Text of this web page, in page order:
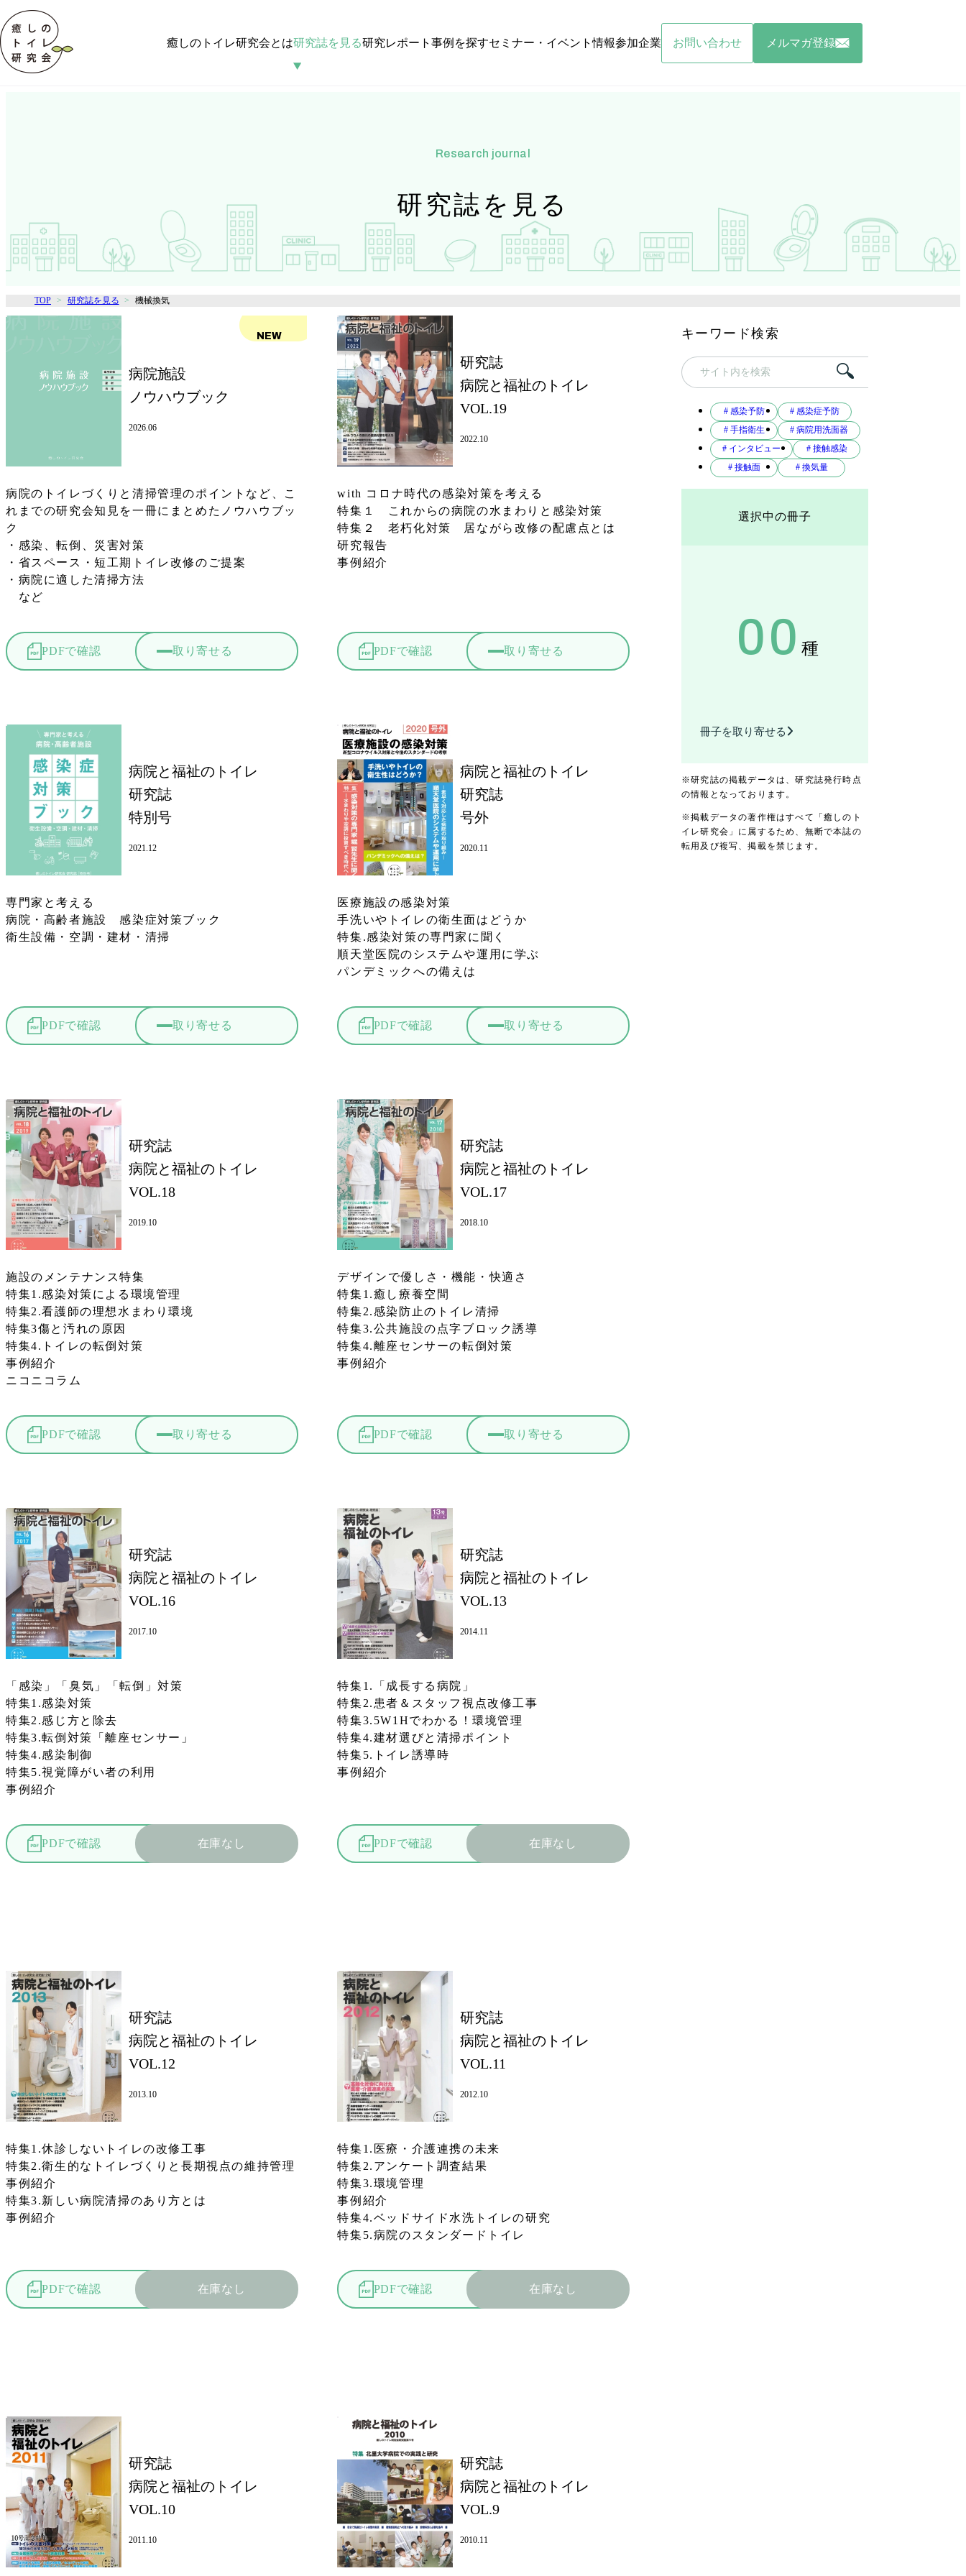
癒しのトイレ研究会とは研究誌を見る研究レポート 事例を探すセミナー・イベント情報参加企業 お問い合わせ メルマガ登録
研究誌を見る
research journal
TOP 研究誌を見る 機械換気
病院施設
ノウハウブック
2026.06
NEW
病院のトイレづくりと清掃管理のポイントなど、こ
れまでの研究会知見を一冊にまとめたノウハウブッ
ク
・感染、転倒、災害対策
・省スペース・短工期トイレ改修のご提案
・病院に適した清掃方法
など
PDFで確認 取り寄せる
研究誌
病院と福祉のトイレ
VOL.19
2022.10
with コロナ時代の感染対策を考える
特集１ これからの病院の水まわりと感染対策
特集２ 老朽化対策 居ながら改修の配慮点とは
研究報告
事例紹介
PDFで確認 取り寄せる
病院と福祉のトイレ
研究誌
特別号
2021.12
専門家と考える
病院・高齢者施設 感染症対策ブック
衛生設備・空調・建材・清掃
PDFで確認 取り寄せる
病院と福祉のトイレ
研究誌
号外
2020.11
医療施設の感染対策
手洗いやトイレの衛生面はどうか
特集.感染対策の専門家に聞く
順天堂医院のシステムや運用に学ぶ
パンデミックへの備えは
PDFで確認 取り寄せる
研究誌
病院と福祉のトイレ
VOL.18
2019.10
施設のメンテナンス特集
特集1.感染対策による環境管理
特集2.看護師の理想水まわり環境
特集3傷と汚れの原因
特集4.トイレの転倒対策
事例紹介
ニコニコラム
PDFで確認 取り寄せる
研究誌
病院と福祉のトイレ
VOL.17
2018.10
デザインで優しさ・機能・快適さ
特集1.癒し療養空間
特集2.感染防止のトイレ清掃
特集3.公共施設の点字ブロック誘導
特集4.離座センサーの転倒対策
事例紹介
PDFで確認 取り寄せる
研究誌
病院と福祉のトイレ
VOL.16
2017.10
「感染」「臭気」「転倒」対策
特集1.感染対策
特集2.感じ方と除去
特集3.転倒対策「離座センサー」
特集4.感染制御
特集5.視覚障がい者の利用
事例紹介
PDFで確認 在庫なし
研究誌
病院と福祉のトイレ
VOL.13
2014.11
特集1.「成長する病院」
特集2.患者＆スタッフ視点改修工事
特集3.5W1Hでわかる！環境管理
特集4.建材選びと清掃ポイント
特集5.トイレ誘導時
事例紹介
PDFで確認 在庫なし
研究誌
病院と福祉のトイレ
VOL.12
2013.10
特集1.休診しないトイレの改修工事
特集2.衛生的なトイレづくりと長期視点の維持管理
事例紹介
特集3.新しい病院清掃のあり方とは
事例紹介
PDFで確認 在庫なし
研究誌
病院と福祉のトイレ
VOL.11
2012.10
特集1.医療・介護連携の未来
特集2.アンケート調査結果
特集3.環境管理
事例紹介
特集4.ベッドサイド水洗トイレの研究
特集5.病院のスタンダードトイレ
PDFで確認 在庫なし
研究誌
病院と福祉のトイレ
VOL.10
2011.10
研究誌
病院と福祉のトイレ
VOL.9
2010.11
キーワード検索
# 感染予防
# 感染症予防
# 手指衛生
# 病院用洗面器
# インタビュー
# 接触感染
# 接触面
# 換気量
選択中の冊子
00種
冊子を取り寄せる
※研究誌の掲載データは、研究誌発行時点
の情報となっております。
※掲載データの著作権はすべて「癒しのト
イレ研究会」に属するため、無断で本誌の
転用及び複写、掲載を禁じます。